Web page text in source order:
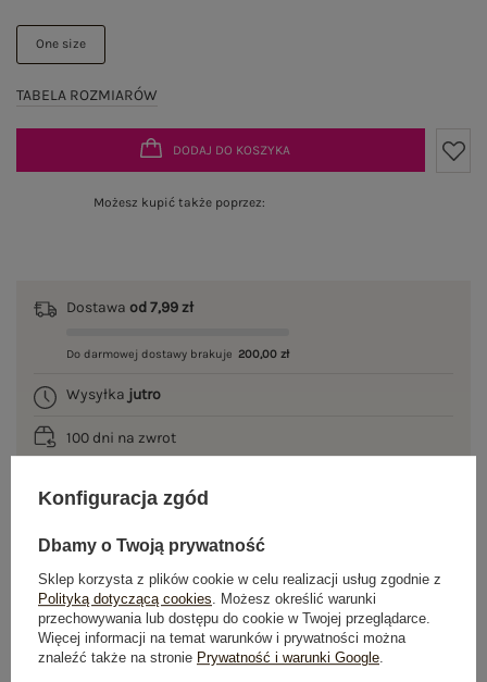
One size
TABELA ROZMIARÓW
DODAJ DO KOSZYKA
Możesz kupić także poprzez:
Dostawa od 7,99 zł
Do darmowej dostawy brakuje 200,00 zł
Wysyłka jutro
100 dni na zwrot
OPIS PRODUKTU
GŁÓWNE PARAMETRY
OPINIE O PRODUKCIE (1)
Konfiguracja zgód
Dbamy o Twoją prywatność
Sklep korzysta z plików cookie w celu realizacji usług zgodnie z
Polityką dotyczącą cookies. Możesz określić warunki
przechowywania lub dostępu do cookie w Twojej przeglądarce.
Więcej informacji na temat warunków i prywatności można
znaleźć także na stronie Prywatność i warunki Google.